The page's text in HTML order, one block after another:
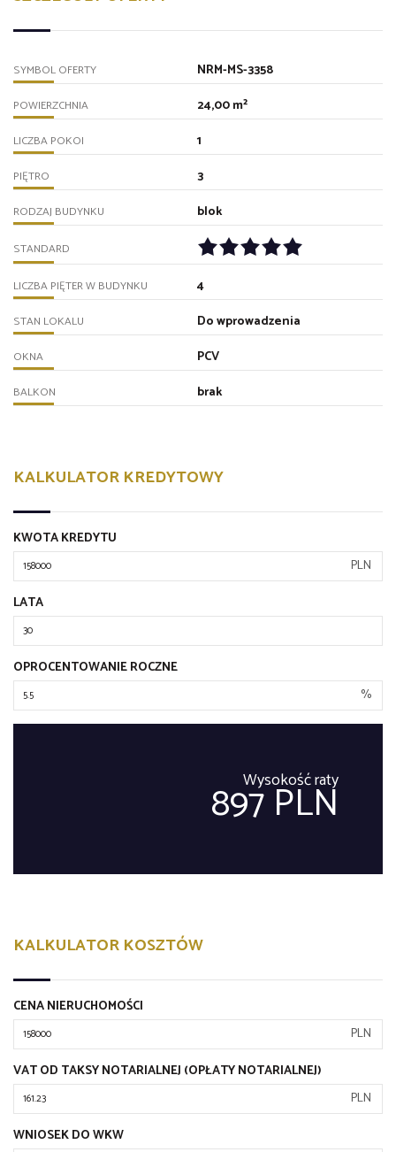
SYMBOL OFERTY NRM-MS-3358
POWIERZCHNIA 24,00 m²
LICZBA POKOI 1
PIĘTRO 3
RODZAJ BUDYNKU blok
STANDARD
LICZBA PIĘTER W BUDYNKU 4
STAN LOKALU Do wprowadzenia
OKNA PCV
BALKON brak
KALKULATOR KREDYTOWY
KWOTA KREDYTU
PLN
LATA
OPROCENTOWANIE ROCZNE
%
Wysokość raty
897 PLN
KALKULATOR KOSZTÓW
CENA NIERUCHOMOŚCI
PLN
VAT OD TAKSY NOTARIALNEJ (OPŁATY NOTARIALNEJ)
PLN
WNIOSEK DO WKW